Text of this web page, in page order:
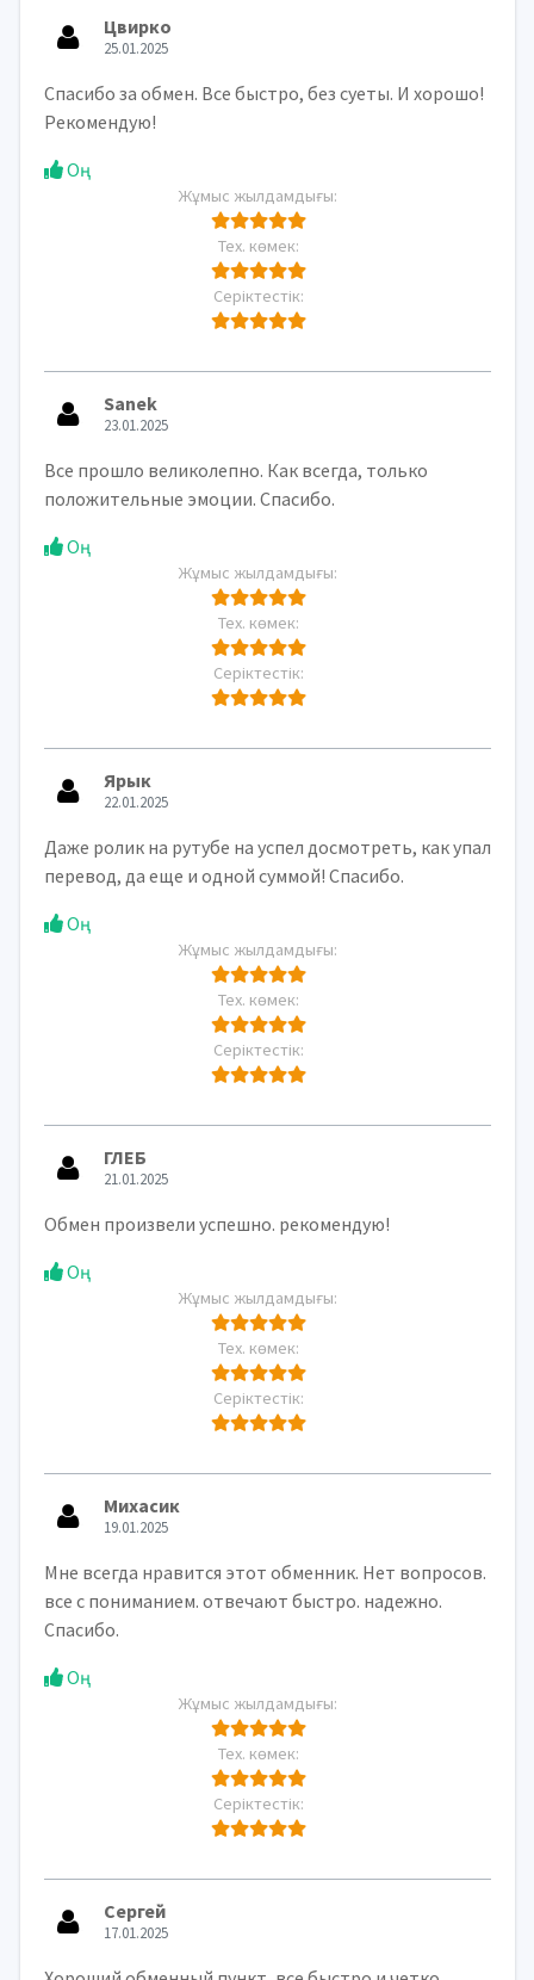
Цвирко
25.01.2025
Спасибо за обмен. Все быстро, без суеты. И хорошо!
Рекомендую!
Оң
Жұмыс жылдамдығы:
Тех. көмек:
Серіктестік:
Sanek
23.01.2025
Все прошло великолепно. Как всегда, только
положительные эмоции. Спасибо.
Оң
Жұмыс жылдамдығы:
Тех. көмек:
Серіктестік:
Ярык
22.01.2025
Даже ролик на рутубе на успел досмотреть, как упал
перевод, да еще и одной суммой! Спасибо.
Оң
Жұмыс жылдамдығы:
Тех. көмек:
Серіктестік:
ГЛЕБ
21.01.2025
Обмен произвели успешно. рекомендую!
Оң
Жұмыс жылдамдығы:
Тех. көмек:
Серіктестік:
Михасик
19.01.2025
Мне всегда нравится этот обменник. Нет вопросов.
все с пониманием. отвечают быстро. надежно.
Спасибо.
Оң
Жұмыс жылдамдығы:
Тех. көмек:
Серіктестік:
Сергей
17.01.2025